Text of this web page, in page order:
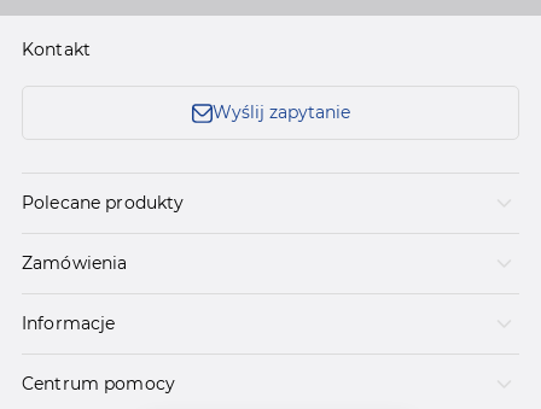
Kontakt
Wyślij zapytanie
Polecane produkty
Zamówienia
Informacje
Centrum pomocy